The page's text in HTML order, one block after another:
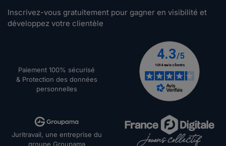
Inscrivez-vous gratuitement pour gagner en visibilité et
développez votre clientèle
Paiement 100% sécurisé
& Protection des données
personnelles
Juritravail, une entreprise du
groupe Groupama